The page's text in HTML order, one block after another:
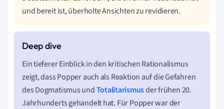
und bereit ist, überholte Ansichten zu revidieren.
Ein tieferer Einblick in den kritischen Rationalismus
zeigt, dass Popper auch als Reaktion auf die Gefahren
des Dogmatismus undTotalitarismusder frühen 20.
Jahrhunderts gehandelt hat. Für Popper war der